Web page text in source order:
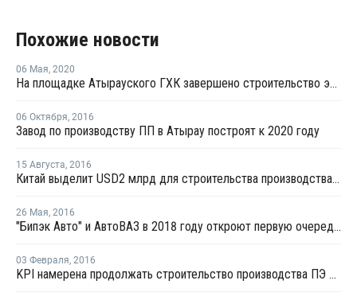
Похожие новости
06 Мая, 2020
На площадке Атырауского ГХК завершено строительство электростанции
06 Октября, 2016
Завод по производству ПП в Атырау построят к 2020 году
15 Августа, 2016
Китай выделит USD2 млрд для строительства производства ПП в Казахстане
26 Мая, 2016
"Бипэк Авто" и АвтоВАЗ в 2018 году откроют первую очередь автозавода в Казахстане
03 Февраля, 2016
KPI намерена продолжать строительство производства ПЭ в рамках ГХК